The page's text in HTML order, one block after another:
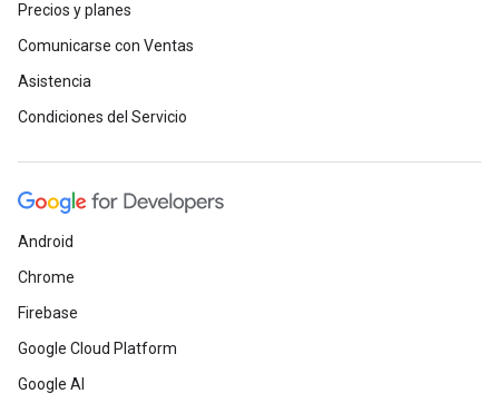
Precios y planes
Comunicarse con Ventas
Asistencia
Condiciones del Servicio
Android
Chrome
Firebase
Google Cloud Platform
Google AI